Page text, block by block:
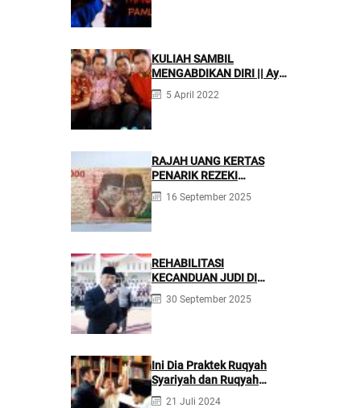
KULIAH SAMBIL
MENGABDIKAN DIRI || Ayo
Mondok di Pesantren
Nurul Firdaus
5 April 2022
RAJAH UANG KERTAS
PENARIK REZEKI
BERLIMPAH
16 September 2025
REHABILITASI
KECANDUAN JUDI DI
PONPES NURUL FIRDAUS ||
Kecanduan Judi
30 September 2025
Ini Dia Praktek Ruqyah
Syariyah dan Ruqyah
Syetan Menurut Dr Gumilar
21 Juli 2024